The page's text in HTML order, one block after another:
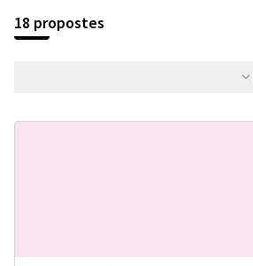
18 propostes